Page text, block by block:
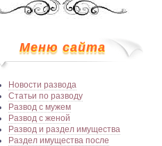
Меню сайта
Новости развода
Статьи по разводу
Развод с мужем
Развод с женой
Развод и раздел имущества
Раздел имущества после